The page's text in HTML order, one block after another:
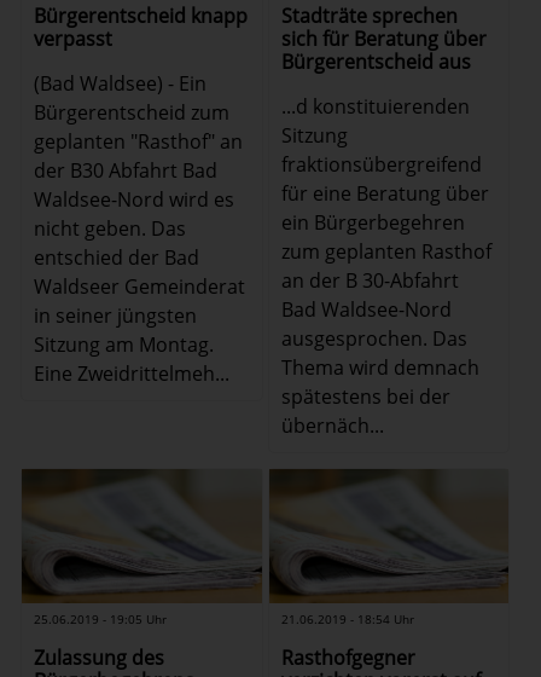
Bürgerentscheid knapp
verpasst
(Bad Waldsee) - Ein
Bürgerentscheid zum
geplanten "Rasthof" an
der B30 Abfahrt Bad
Waldsee-Nord wird es
nicht geben. Das
entschied der Bad
Waldseer Gemeinderat
in seiner jüngsten
Sitzung am Montag.
Eine Zweidrittelmeh...
Stadträte sprechen
sich für Beratung über
Bürgerentscheid aus
...d konstituierenden
Sitzung
fraktionsübergreifend
für eine Beratung über
ein Bürgerbegehren
zum geplanten Rasthof
an der B 30-Abfahrt
Bad Waldsee-Nord
ausgesprochen. Das
Thema wird demnach
spätestens bei der
übernäch...
25.06.2019 - 19:05 Uhr
Zulassung des
21.06.2019 - 18:54 Uhr
Rasthofgegner